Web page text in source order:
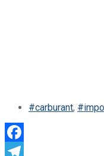
#carburant,